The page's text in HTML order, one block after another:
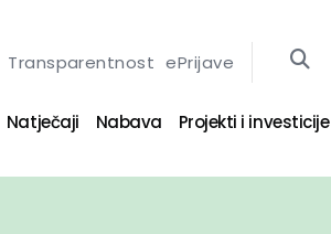
Transparentnost ePrijave
Natječaji Nabava Projekti i investicije